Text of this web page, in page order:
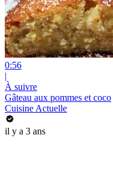
0:56
|
À suivre
Gâteau aux pommes et coco
Cuisine Actuelle
il y a 3 ans